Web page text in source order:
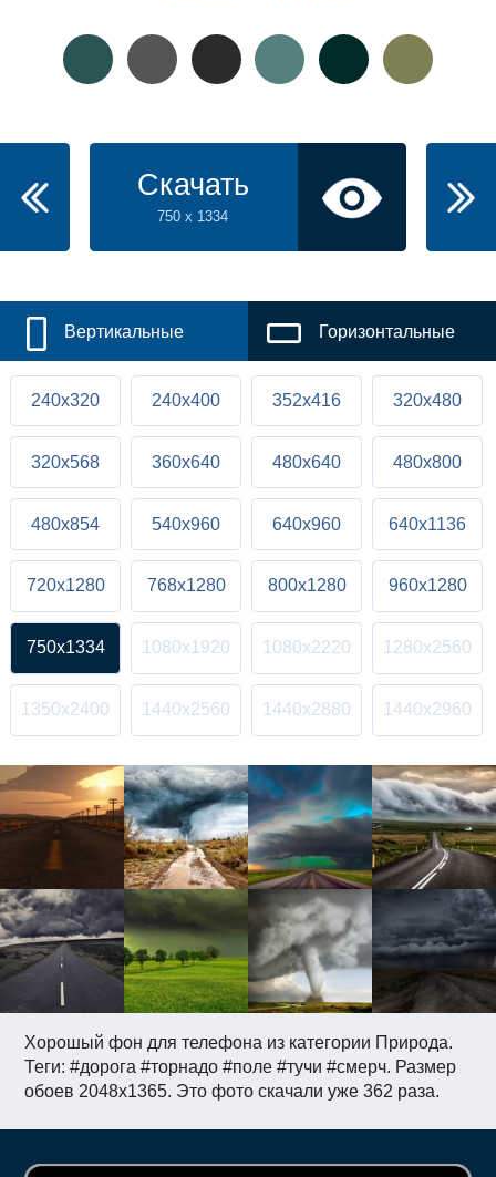
Хорошый фон для телефона из категории Природа.
Теги: #дорога #торнадо #поле #тучи #смерч. Размер
обоев 2048x1365. Это фото скачали уже 362 раза.
Скачать
750 x 1334
Вертикальные Горизонтальные
240x320 240x400 352x416 320x480
320x568 360x640 480x640 480x800
480x854 540x960 640x960 640x1136
720x1280 768x1280 800x1280 960x1280
750x1334 1080x1920 1080x2220 1280x2560
1350x2400 1440x2560 1440x2880 1440x2960